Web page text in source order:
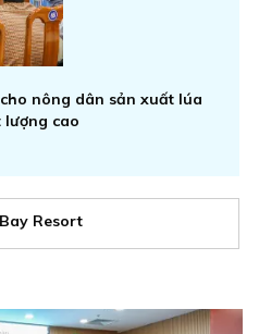
nông dân sản xuất lúa
lượng cao
Resort